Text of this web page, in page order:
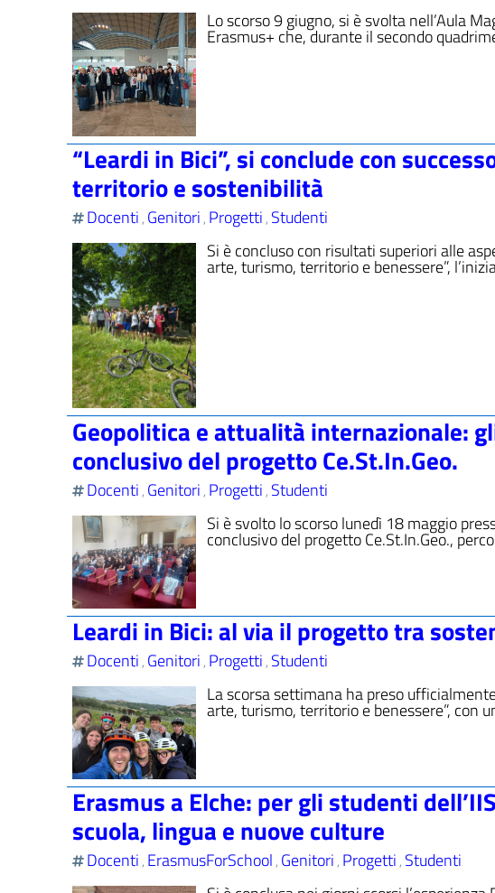
Lo scorso 9 giugno, si è svolta nell’Aula
Erasmus+ che, durante il secondo
“Leardi in Bici”, si conclude con
territorio e sostenibilità
Docenti, Genitori, Progetti, Studenti
Si è concluso con risultati superiori alle
arte, turismo, territorio e benessere”,
Geopolitica e attualità internazionale:
conclusivo del progetto Ce.St.In.Geo.
Docenti, Genitori, Progetti, Studenti
Si è svolto lo scorso lunedì 18 maggio
conclusivo del progetto Ce.St.In.Geo.,
Leardi in Bici: al via il progetto tra
Docenti, Genitori, Progetti, Studenti
La scorsa settimana ha preso
arte, turismo, territorio e benessere”, con
Erasmus a Elche: per gli studenti
scuola, lingua e nuove culture
Docenti, ErasmusForSchool, Genitori, Progetti, Studenti